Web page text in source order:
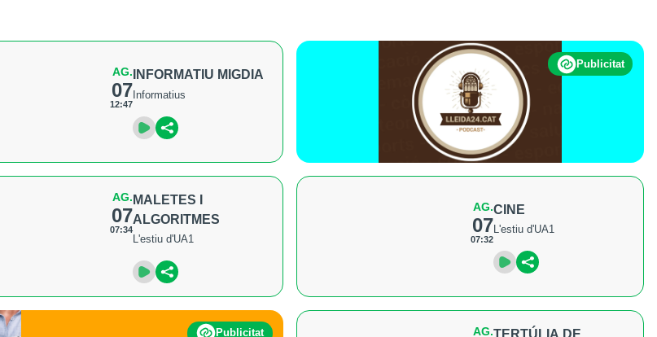
AG.
07
12:47
INFORMATIU MIGDIA
Informatius
Publicitat
AG.
07
07:34
MALETES I
ALGORITMES
L'estiu d'UA1
AG.
07
07:32
CINE
L'estiu d'UA1
Publicitat AG.TERTÚLIA DE